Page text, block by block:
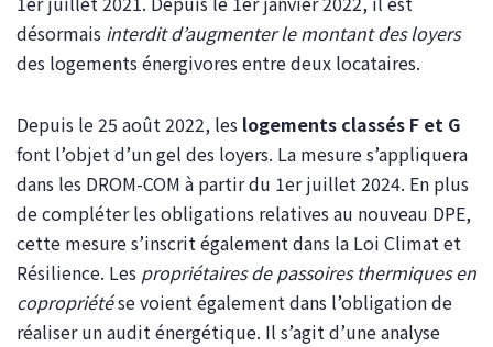
désormais interdit d’augmenter le montant des loyers
des logements énergivores entre deux locataires.
Depuis le 25 août 2022, les logements classés F et G
font l’objet d’un gel des loyers. La mesure s’appliquera
dans les DROM-COM à partir du 1er juillet 2024. En plus
de compléter les obligations relatives au nouveau DPE,
cette mesure s’inscrit également dans la Loi Climat et
Résilience. Les propriétaires de passoires thermiques en
copropriétése voient également dans l’obligation de
réaliser un audit énergétique. Il s’agit d’une analyse